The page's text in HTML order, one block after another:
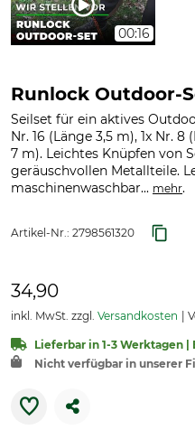
00:16
Runlock Outdoor-
Seilset für ein aktives
Nr. 16 (Länge 3,5 m), 1x Nr.
7 m). Leichtes Knüpfen von
geräuschvollen Metallteile.
maschinenwaschbar... mehr.
Artikel-Nr.: 2798561320
34,90
inkl. MwSt. zzgl. Versandkosten
Lieferbar in 1-3 Werktagen |
Nicht verfügbar in unserer